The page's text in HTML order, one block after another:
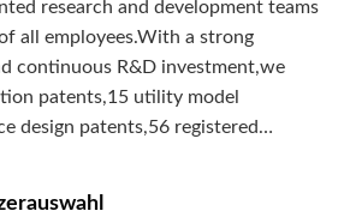
research and development teams
all employees.With a strong
continuous R&D investment,we
patents,15 utility model
design patents,56 registered
long-term marketing